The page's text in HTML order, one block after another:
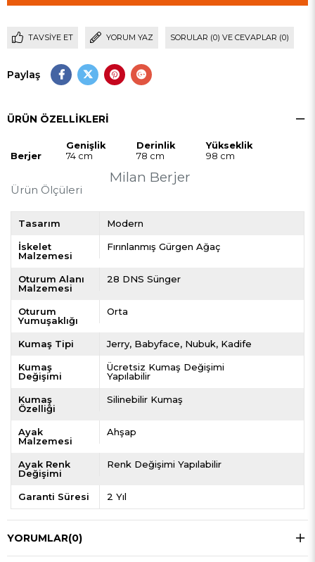
TAVSIYE ET YORUM YAZ SORULAR (0) VE CEVAPLAR (0)
Paylaş
ÜRÜN ÖZELLIKLERI
Milan Berjer
Ürün Ölçüleri
Genişlik Derinlik
Yükseklik
Berjer
74 cm 78 cm 98 cm
Tasarım Modern
İskelet
Malzemesi
Fırınlanmış Gürgen Ağaç
Oturum Alanı
Malzemesi
28 DNS Sünger
Oturum
Yumuşaklığı
Orta
Kumaş Tipi Jerry Babyface Nubuk Kadife
Kumaş
Değişimi
Ücretsiz Kumaş Değişimi
Yapılabilir
Kumaş
Özelliği
Silinebilir Kumaş
Ayak
Malzemesi
Ahşap
Ayak Renk
Değişimi
Renk Değişimi Yapılabilir
Garanti Süresi 2 Yıl
YORUMLAR(0)